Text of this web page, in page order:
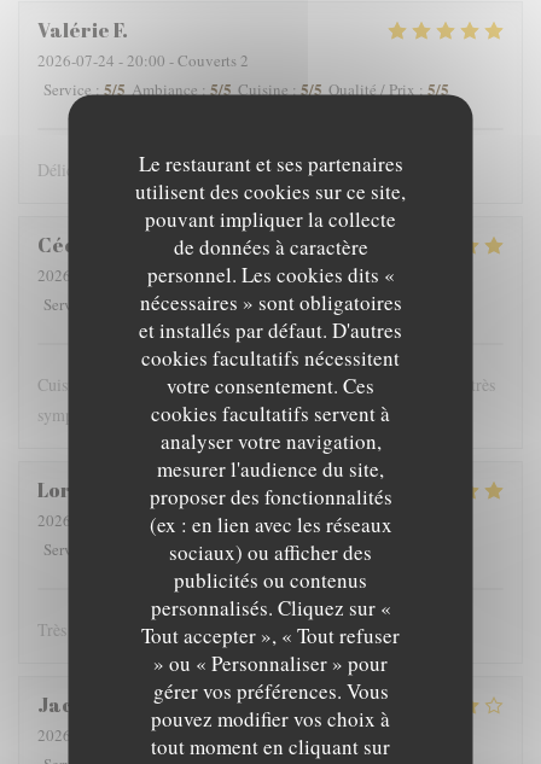
Le restaurant et ses partenaires
utilisent des cookies sur ce site,
pouvant impliquer la collecte
de données à caractère
personnel. Les cookies dits «
nécessaires » sont obligatoires
et installés par défaut. D'autres
cookies facultatifs nécessitent
votre consentement. Ces
cookies facultatifs servent à
analyser votre navigation,
mesurer l'audience du site,
proposer des fonctionnalités
(ex : en lien avec les réseaux
sociaux) ou afficher des
publicités ou contenus
personnalisés. Cliquez sur «
Tout accepter », « Tout refuser
» ou « Personnaliser » pour
gérer vos préférences. Vous
pouvez modifier vos choix à
tout moment en cliquant sur
ValérieF
2026-07-24 - 20:00 - Couverts 2
Service:5/5 Ambiance:5/5 Cuisine:5/5 Qualité / Prix:5/5
Délicieux comme toujours
Cécile
2026-07-21
- 19:00 - Couverts 2
Service
Ambiance:5/5 Cuisine: 5/5 Qualité / Prix
Cuisine goûteuse produits de saison frais jolies assiettes service très
sympathique bons vins
Lorraine
2026-07-21
- 20:00 - Couverts 2
Service
Ambiance:5/5 Cuisine:5/5 Qualité / Prix
Très bon et service sympa !
Jacques
2026-07-22
- 19:30 - Couverts 2